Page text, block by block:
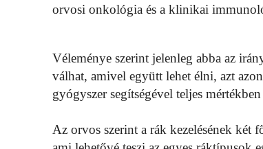
orvosi onkológia és a klinikai
Véleménye szerint jelenleg abba az
válhat, amivel együtt lehet élni, azt
gyógyszer segítségével teljes
Az orvos szerint a rák kezelésének két